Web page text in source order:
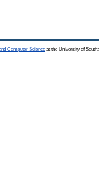
Computer Science at the University of